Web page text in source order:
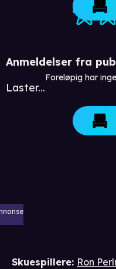
Anmeldelser fra
Laster...
Foreløpig har
Skuespillere: Ron